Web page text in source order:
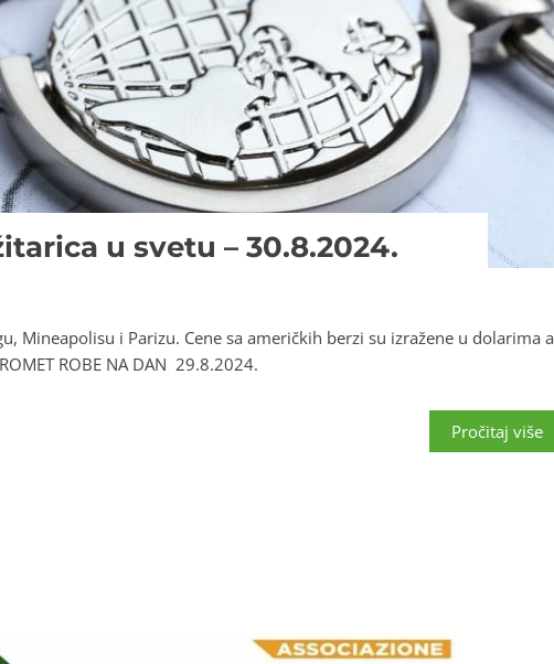
u svetu – 30.8.2024.
Mineapolisu i Parizu. Cene sa američkih berzi su izražene u dolarima a
ROBE NA DAN 29.8.2024.
Pročitaj više